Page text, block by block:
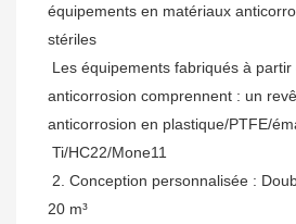
équipements en matériaux
stériles
Les équipements fabriqués à
anticorrosion comprennent : un
anticorrosion en plastique/PTFE/
Ti/HC22/Mone11
20 m³